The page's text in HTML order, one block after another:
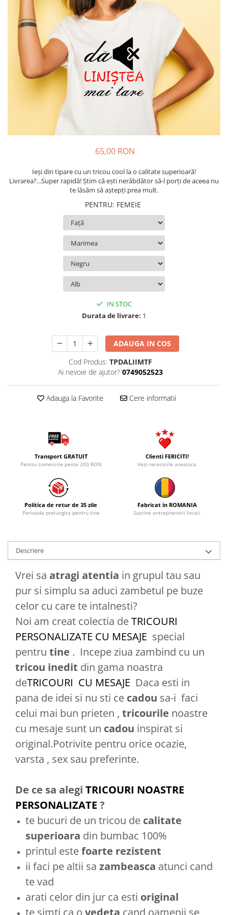
Tricouri Diverse
Tricouri Azi esti Tanar si maine...
Tricouri Motivationale
Tricouri Mamici
Tricouri Pensionari
Tricouri Animalute
Tricouri Stari
Tricouri Gameri
Tricouri Mesaje Virale
Tricouri Copii
65,00 RON
Ieși din tipare cu un tricou cool la o calitate superioară!
Livrarea?...Super rapidă! Știm că ești nerăbdător să-l porți de aceea nu
te lăsăm să aștepți prea mult.
PENTRU: FEMEIE
IN STOC
Durata de livrare: 1
ADAUGA IN COS
Cod Produs: TPDALIIMTF
Ai nevoie de ajutor? 0749052523
Adauga la Favorite Cere informatii
Transport GRATUIT
Pentru comenzile peste 200 RON
Clienti FERICITI!
Vezi recenziile acestora.
Politica de retur de 35 zile
Perioada prelungita pentru tine
Fabricat in ROMANIA
Sustine antreprenorii locali.
Descriere
Vrei sa atragi atentia in grupul tau sau
pur si simplu sa aduci zambetul pe buze
celor cu care te intalnesti?
Noi am creat colectia deTRICOURI
PERSONALIZATE CU MESAJE special
pentru tine . Incepe ziua zambind cu un
tricou inedit din gama noastra
deTRICOURI CU MESAJE Daca esti in
pana de idei si nu sti ce cadou sa-i faci
celui mai bun prieten , tricourile noastre
cu mesaje sunt un cadou inspirat si
original.Potrivite pentru orice ocazie,
varsta , sex sau preferinte.
De ce sa alegi TRICOURI NOASTRE
PERSONALIZATE ?
te bucuri de un tricou de calitate
superioara din bumbac 100%
printul estefoarte rezistent
ii faci pe altii sa zambeasca atunci cand
te vad
arati celor din jur ca esti original
te simti ca o vedeta cand oamenii se